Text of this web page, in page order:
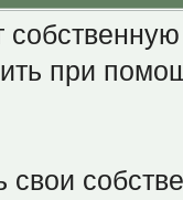
при
свои